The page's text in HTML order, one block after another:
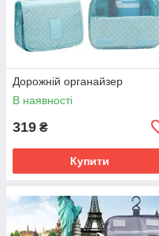
Дорожній органайзер
В наявності
319 ₴
Купити